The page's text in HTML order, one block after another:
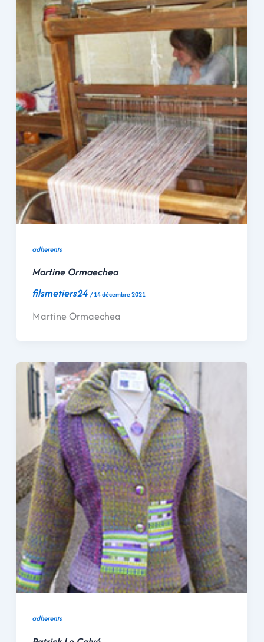
adherents
Martine Ormaechea
filsmetiers24/14 décembre 2021
Martine Ormaechea
adherents